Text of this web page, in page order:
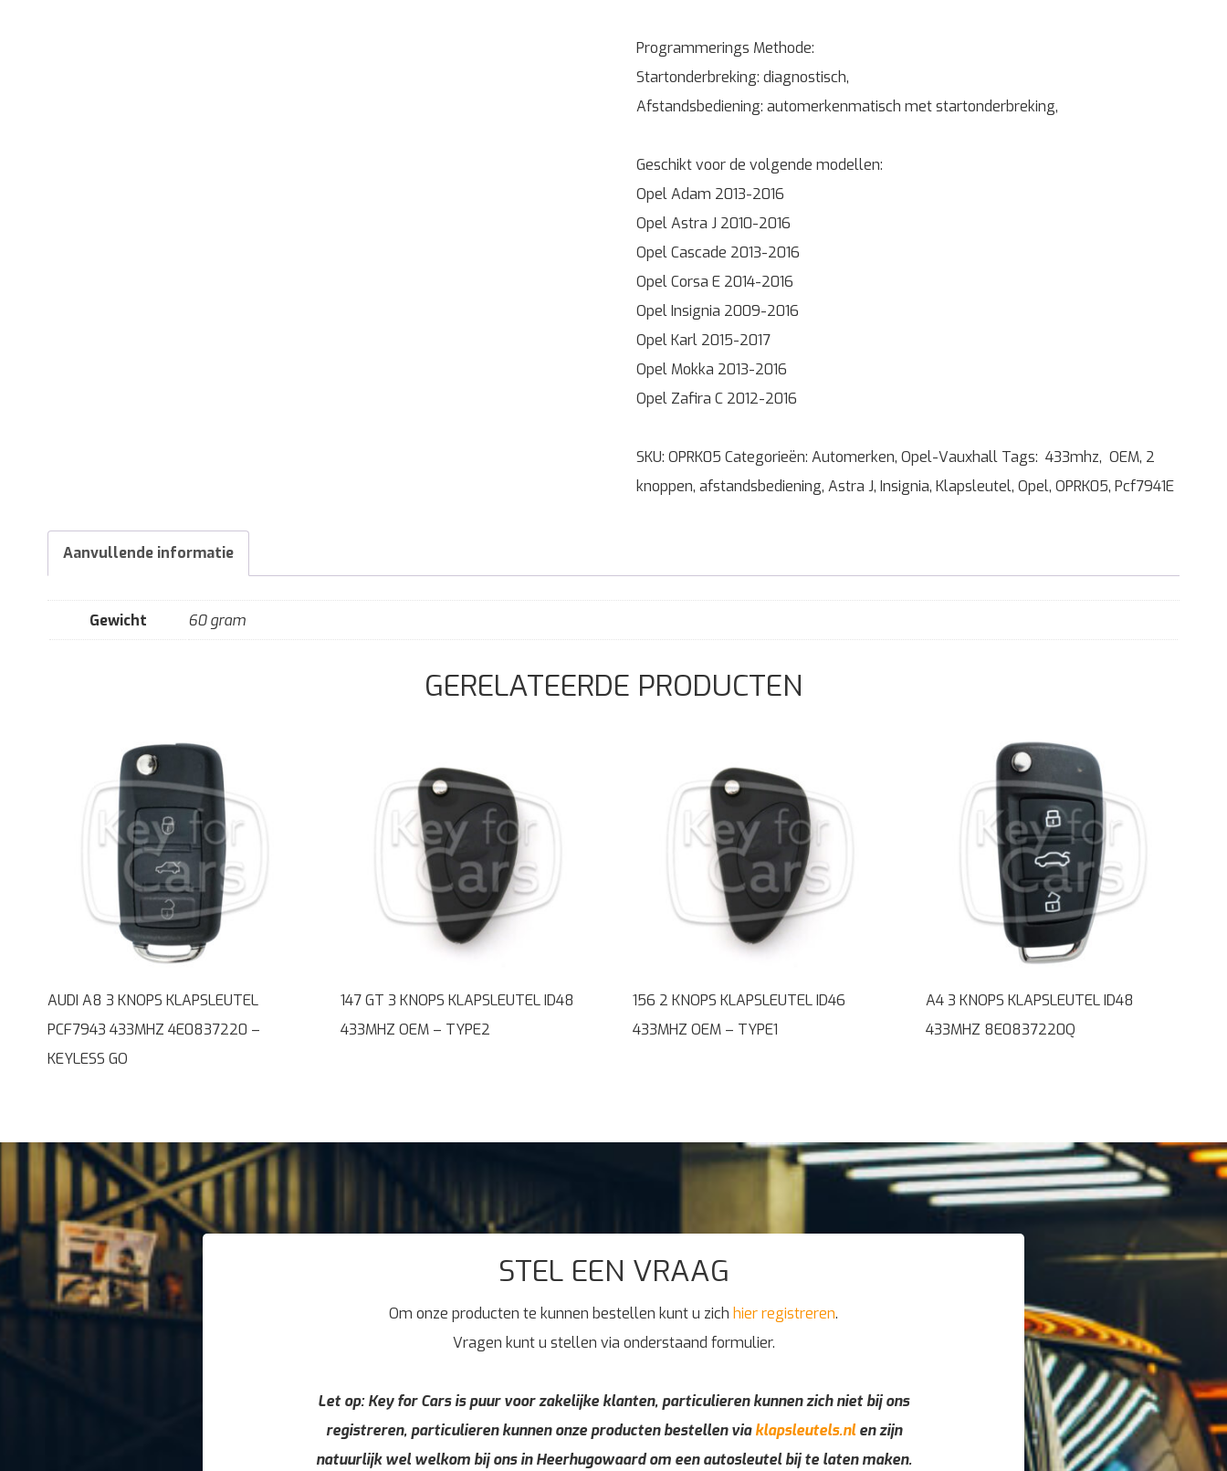
Programmerings Methode:
Startonderbreking: diagnostisch,
Afstandsbediening: automerkenmatisch met startonderbreking,
Geschikt voor de volgende modellen:
Opel Adam 2013-2016
Opel Astra J 2010-2016
Opel Cascade 2013-2016
Opel Corsa E 2014-2016
Opel Insignia 2009-2016
Opel Karl 2015-2017
Opel Mokka 2013-2016
Opel Zafira C 2012-2016
SKU: OPRK05 Categorieën: Automerken, Opel-Vauxhall Tags: 433mhz, OEM, 2
knoppen, afstandsbediening, Astra J, Insignia, Klapsleutel, Opel, OPRK05, Pcf7941E
Aanvullende informatie
Gewicht 60 gram
GERELATEERDE PRODUCTEN
AUDI A8 3 KNOPS KLAPSLEUTEL
PCF7943 433MHZ 4E0837220 –
KEYLESS GO
147 GT 3 KNOPS KLAPSLEUTEL ID48
433MHZ OEM – TYPE2
156 2 KNOPS KLAPSLEUTEL ID46
433MHZ OEM – TYPE1
A4 3 KNOPS KLAPSLEUTEL ID48
433MHZ 8E0837220Q
STEL EEN VRAAG
Om onze producten te kunnen bestellen kunt u zich hier registreren.
Vragen kunt u stellen via onderstaand formulier.
Let op: Key for Cars is puur voor zakelijke klanten, particulieren kunnen zich niet bij ons
registreren, particulieren kunnen onze producten bestellen viaklapsleutels.nlen zijn
natuurlijk wel welkom bij ons in Heerhugowaard om een autosleutel bij te laten maken.